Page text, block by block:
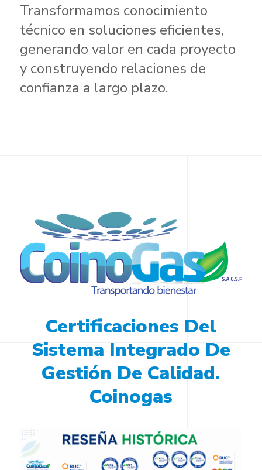
Transformamos conocimiento
técnico en soluciones eficientes,
generando valor en cada proyecto
y construyendo relaciones de
confianza a largo plazo.
Certificaciones Del
Sistema Integrado De
Gestión De Calidad.
Coinogas